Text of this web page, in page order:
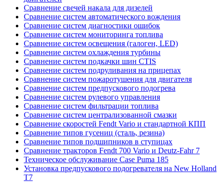
Сравнение свечей накала для дизелей
Сравнение систем автоматического вождения
Сравнение систем диагностики ошибок
Сравнение систем мониторинга топлива
Сравнение систем освещения (галоген, LED)
Сравнение систем охлаждения турбины
Сравнение систем подкачки шин CTIS
Сравнение систем подруливания на прицепах
Сравнение систем пожаротушения для двигателя
Сравнение систем предпускового подогрева
Сравнение систем рулевого управления
Сравнение систем фильтрации топлива
Сравнение систем централизованной смазки
Сравнение скоростей Fendt Vario и стандартной КПП
Сравнение типов гусениц (сталь, резина)
Сравнение типов подшипников в ступицах
Сравнение тракторов Fendt 700 Vario и Deutz-Fahr 7
Техническое обслуживание Case Puma 185
Установка предпускового подогревателя на New Holland
T7